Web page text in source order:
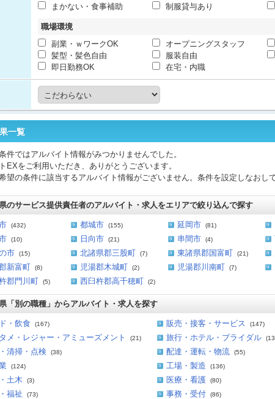
まかない・食事補助
制服貸与あり
職場環境
副業・ｗワークOK
オープニングスタッフ
髪型・髪色自由
服装自由
即日勤務OK
在宅・内職
一覧
件ではアルバイト情報がみつかりませんでした。
EXをご利用いただき、ありがとうございます。
望の条件に該当するアルバイト情報がございません。条件を設定しなおし
のサービス提供責任者のアルバイト・求人をエリアで絞り込んで探す
(432) 都城市 (155) 延岡市 (81)
(10) 日向市 (21) 串間市 (4)
市 (15) 北諸県郡三股町 (7) 東諸県郡国富町 (21)
新富町 (8) 児湯郡木城町 (2) 児湯郡川南町 (7)
郡門川町 (5) 西臼杵郡高千穂町 (2)
「別の職種」からアルバイト・求人を探す
・飲食 (167) 販売・接客・サービス (147)
メ・レジャー・アミューズメント (21) 旅行・ホテル・ブライダル
清掃・点検 (38) 配達・運転・物流 (55)
(124) 工場・製造 (136)
土木 (3) 医療・看護 (80)
福祉 (73) 事務・受付 (86)